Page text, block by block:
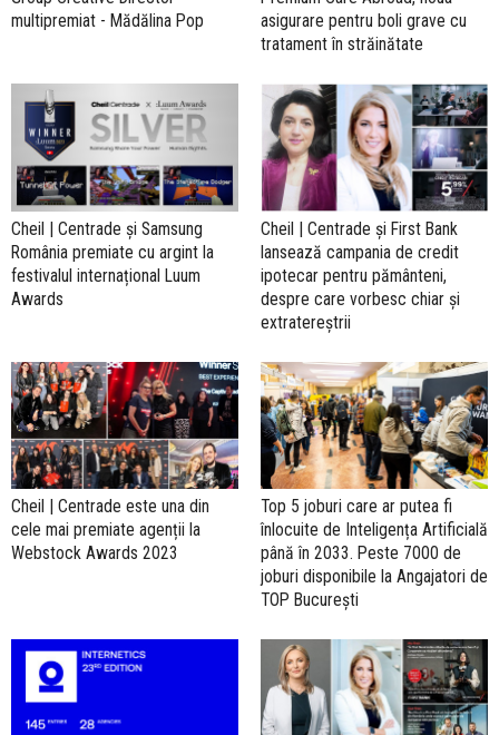
multipremiat - Mădălina Pop
asigurare pentru boli grave cu
tratament în străinătate
Cheil | Centrade și Samsung
România premiate cu argint la
festivalul internațional Luum
Awards
Cheil | Centrade și First Bank
lansează campania de credit
ipotecar pentru pământeni,
despre care vorbesc chiar și
extratereștrii
Cheil | Centrade este una din
cele mai premiate agenții la
Webstock Awards 2023
Top 5 joburi care ar putea fi
înlocuite de Inteligența Artificială
până în 2033. Peste 7000 de
joburi disponibile la Angajatori de
TOP București